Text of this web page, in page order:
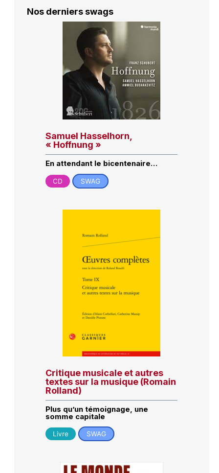
Nos derniers swags
Samuel Hasselhorn,
« Hoffnung »
En attendant le bicentenaire…
CD SWAG
Critique musicale et autres
textes sur la musique (Romain
Rolland)
Plus qu’un témoignage, une
somme capitale
Livre SWAG